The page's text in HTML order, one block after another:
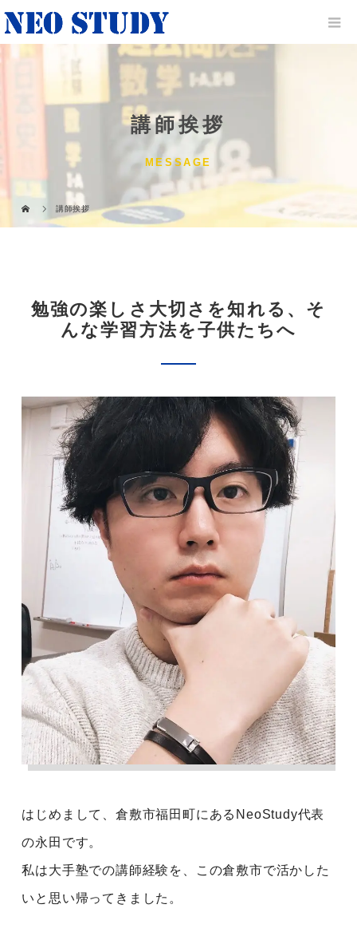
講師挨拶
MESSAGE
講師挨拶
勉強の楽しさ大切さを知れる、そ
んな学習方法を子供たちへ
はじめまして、倉敷市福田町にあるNeoStudy代表
の永田です。
私は大手塾での講師経験を、この倉敷市で活かした
いと思い帰ってきました。